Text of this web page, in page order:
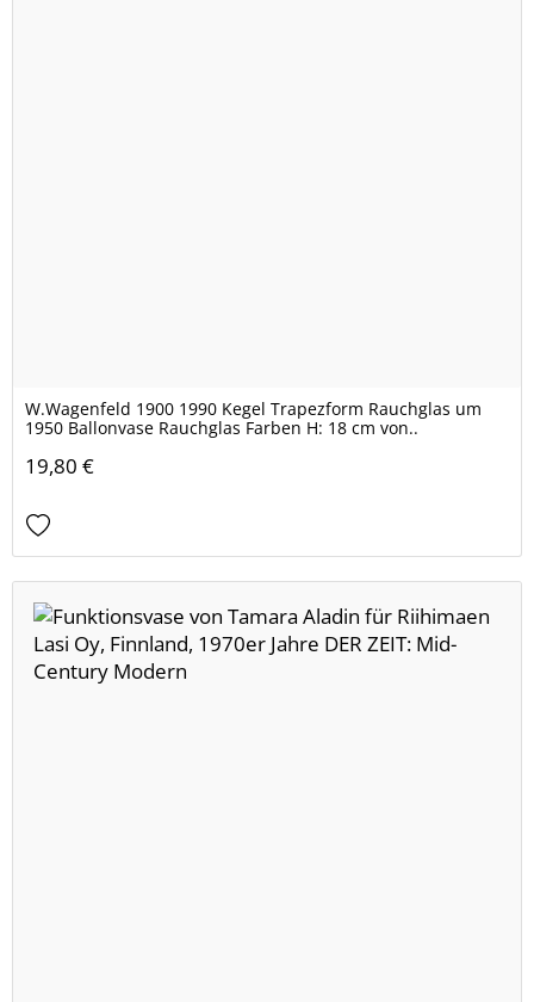
W.Wagenfeld 1900 1990 Kegel Trapezform Rauchglas um
1950 Ballonvase Rauchglas Farben H: 18 cm von..
19,80 €